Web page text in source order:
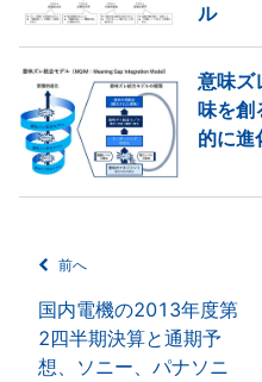
ル
意味ズ
味を創
的に進
前へ
国内電機の2013年度第
2四半期決算と通期予
想、ソニー、パナソニ